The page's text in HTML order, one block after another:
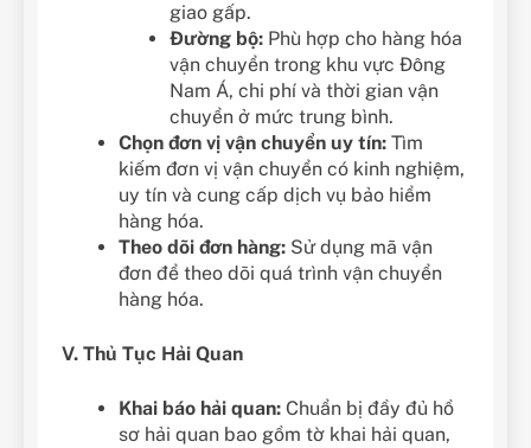
giao gấp.
Đường bộ: Phù hợp cho hàng hóa
vận chuyển trong khu vực Đông
Nam Á, chi phí và thời gian vận
chuyển ở mức trung bình.
Chọn đơn vị vận chuyển uy tín: Tìm
kiếm đơn vị vận chuyển có kinh nghiệm,
uy tín và cung cấp dịch vụ bảo hiểm
hàng hóa.
Theo dõi đơn hàng: Sử dụng mã vận
đơn để theo dõi quá trình vận chuyển
hàng hóa.
V. Thủ Tục Hải Quan
Khai báo hải quan: Chuẩn bị đầy đủ hồ
sơ hải quan bao gồm tờ khai hải quan,